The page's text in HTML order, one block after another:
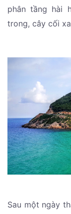
phân tầng hài
trong, cây cối
Sau một ngày